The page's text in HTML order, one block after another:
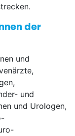
der
und
und
und Urologen,